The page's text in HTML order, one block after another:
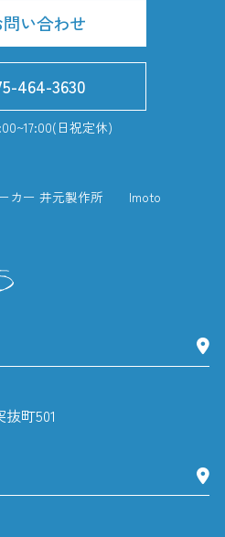
問い合わせ
464-3630
日祝定休)
ーカー 井元製作所 Imoto
町501